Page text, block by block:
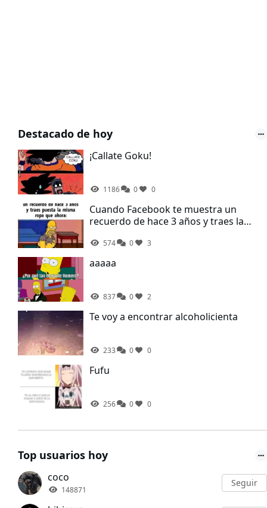
Destacado de hoy
¡Callate Goku!
1186 0 0
Cuando Facebook te muestra un
recuerdo de hace 3 años y traes la
574 0 3
aaaaa
837 0 2
Te voy a encontrar alcoholicienta
233 0 0
Fufu
256 0 0
Top usuarios hoy
coco
148871
Seguir